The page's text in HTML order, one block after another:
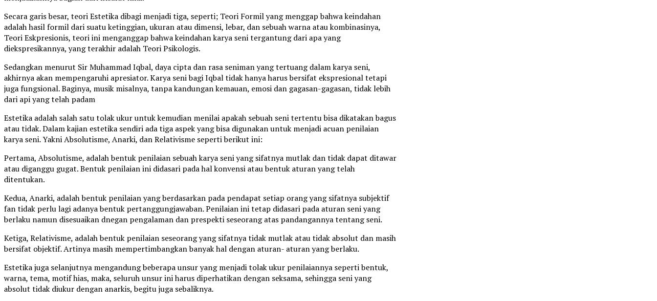
Secara garis besar, teori Estetika dibagi menjadi tiga, seperti; Teori Formil yang menggap bahwa keindahan
adalah hasil formil dari suatu ketinggian, ukuran atau dimensi, lebar, dan sebuah warna atau kombinasinya,
Teori Eskpresionis, teori ini menganggap bahwa keindahan karya seni tergantung dari apa yang
diekspresikannya, yang terakhir adalah Teori Psikologis.
Sedangkan menurut Sir Muhammad Iqbal, daya cipta dan rasa seniman yang tertuang dalam karya seni,
akhirnya akan mempengaruhi apresiator. Karya seni bagi Iqbal tidak hanya harus bersifat ekspresional tetapi
juga fungsional. Baginya, musik misalnya, tanpa kandungan kemauan, emosi dan gagasan-gagasan, tidak lebih
dari api yang telah padam
Estetika adalah salah satu tolak ukur untuk kemudian menilai apakah sebuah seni tertentu bisa dikatakan bagus
atau tidak. Dalam kajian estetika sendiri ada tiga aspek yang bisa digunakan untuk menjadi acuan penilaian
karya seni. Yakni Absolutisme, Anarki, dan Relativisme seperti berikut ini:
Pertama, Absolutisme, adalah bentuk penilaian sebuah karya seni yang sifatnya mutlak dan tidak dapat ditawar
atau diganggu gugat. Bentuk penilaian ini didasari pada hal konvensi atau bentuk aturan yang telah
ditentukan.
Kedua, Anarki, adalah bentuk penilaian yang berdasarkan pada pendapat setiap orang yang sifatnya subjektif
fan tidak perlu lagi adanya bentuk pertanggungjawaban. Penilaian ini tetap didasari pada aturan seni yang
berlaku namun disesuaikan dnegan pengalaman dan prespekti seseorang atas pandangannya tentang seni.
Ketiga, Relativisme, adalah bentuk penilaian seseorang yang sifatnya tidak mutlak atau tidak absolut dan masih
bersifat objektif. Artinya masih mempertimbangkan banyak hal dengan aturan- aturan yang berlaku.
Estetika juga selanjutnya mengandung beberapa unsur yang menjadi tolak ukur penilaiannya seperti bentuk,
warna, tema, motif hias, maka, seluruh unsur ini harus diperhatikan dengan seksama, sehingga seni yang
absolut tidak diukur dengan anarkis, begitu juga sebaliknya.